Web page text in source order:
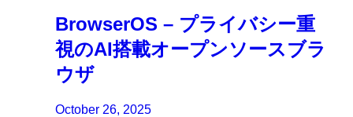
BrowserOS – プライバシー重
視のAI搭載オープンソースブラ
ウザ
October 26, 2025